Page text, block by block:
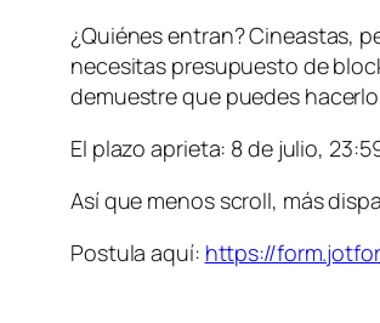
¿Quiénes entran? Cineastas,
necesitas presupuesto de
demuestre que puedes
El plazo aprieta: 8 de julio,
Así que menos scroll, más
Postula aquí: https://